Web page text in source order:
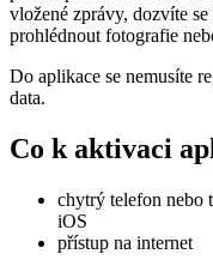
vložené zprávy, dozvíte
prohlédnout fotografie
Do aplikace se nemusíte
data.
Co k aktivaci
chytrý telefon nebo
iOS
přístup na internet